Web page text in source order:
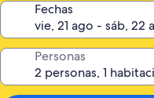
Fechas
Personas